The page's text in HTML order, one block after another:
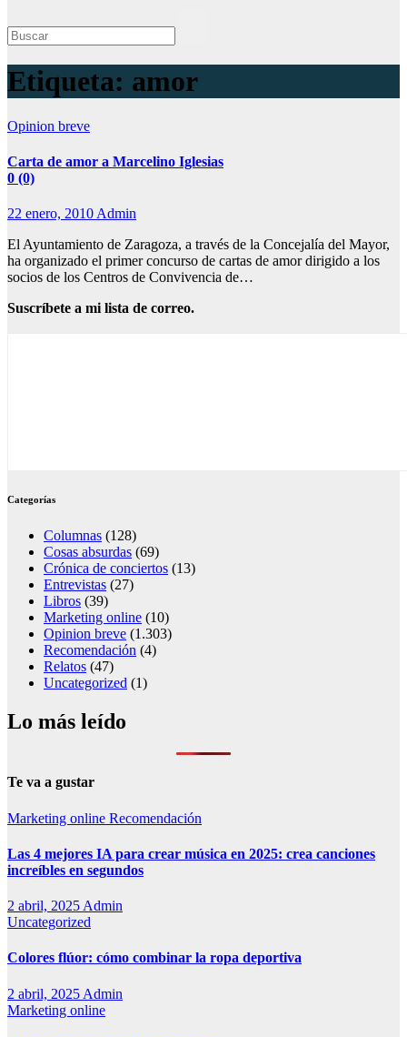
Etiqueta: amor
Opinion breve
Carta de amor a Marcelino Iglesias
0 (0)
22 enero, 2010Admin
El Ayuntamiento de Zaragoza, a través de la Concejalía del Mayor,
ha organizado el primer concurso de cartas de amor dirigido a los
socios de los Centros de Convivencia de…
Suscríbete a mi lista de correo.
Categorías
Columnas (128)
Cosas absurdas (69)
Crónica de conciertos (13)
Entrevistas (27)
Libros (39)
Marketing online (10)
Opinion breve (1.303)
Recomendación (4)
Relatos (47)
Uncategorized (1)
Lo más leído
Te va a gustar
Marketing online Recomendación
Las 4 mejores IA para crear música en 2025: crea canciones
increíbles en segundos
2 abril, 2025 Admin
Uncategorized
Colores flúor: cómo combinar la ropa deportiva
2 abril, 2025 Admin
Marketing online